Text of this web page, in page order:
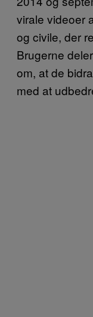
virale videoer
og civile, der
Brugerne
om, at de
med at